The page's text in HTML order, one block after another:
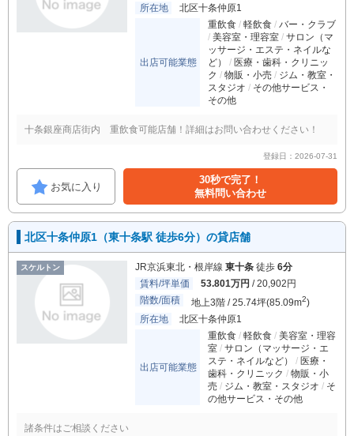
所在地
北区十条仲原1
出店可能業態
重飲食 軽飲食
バー・クラブ
美容室・理容室
サロン（マ
ッサージ・エステ・ネイルな
ど）
医療・歯科・クリニッ
ク
物販・小売
ジム・教室・
スタジオ
その他サービス・
その他
十条銀座商店街内 重飲食可能店舗！詳細はお問い合わせください！
登録日：2026-07-31
お気に入り
30秒で完了！
無料問い合わせ
北区十条仲原1（東十条駅 徒歩6分）の貸店舗
スケルトン JR京浜東北・根岸線 東十条 徒歩 6分
賃料/坪単価
53.801万円 / 20,902円
階数/面積
地上3階 / 25.74坪(85.09m2)
所在地
北区十条仲原1
出店可能業態
重飲食 軽飲食
美容室・理容
室
サロン（マッサージ・エ
ステ・ネイルなど）
医療・
歯科・クリニック
物販・小
売
ジム・教室・スタジオ
そ
の他サービス・その他
諸条件はご相談ください